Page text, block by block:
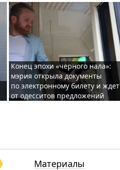
Конец эпохи «черного нала»:
мэрия открыла документы
по электронному билету и ждет
от одесситов предложений
Материалы